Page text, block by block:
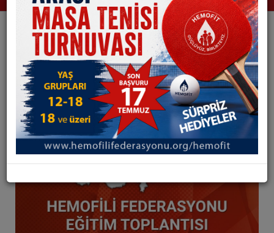
GALERİ
İLETİŞİM
28
EYLÜL
2025